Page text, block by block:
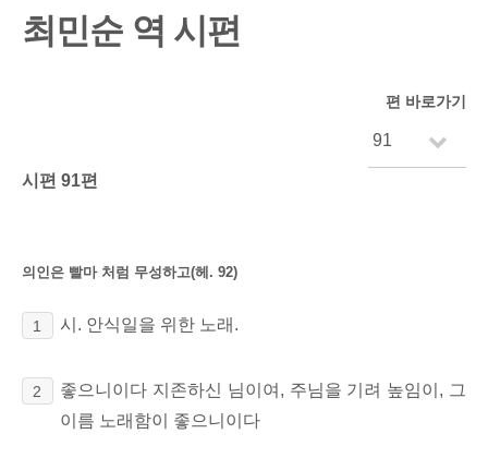
최민순 역 시편
편 바로가기
시편 91편
의인은 빨마 처럼 무성하고(헤. 92)
1 시. 안식일을 위한 노래.
2
좋으니이다 지존하신 님이여, 주님을 기려 높임이, 그
이름 노래함이 좋으니이다